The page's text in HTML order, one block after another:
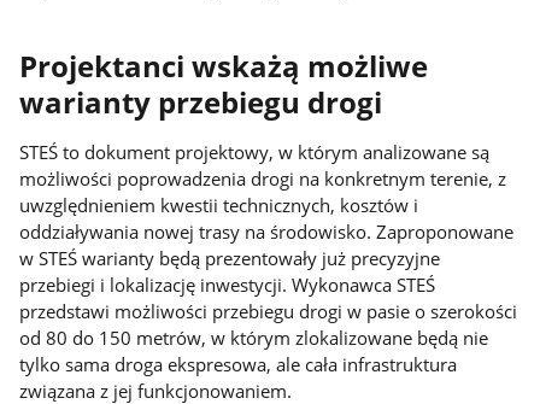
Projektanci wskażą możliwe
warianty przebiegu drogi
STEŚ to dokument projektowy, w którym analizowane są
możliwości poprowadzenia drogi na konkretnym terenie, z
uwzględnieniem kwestii technicznych, kosztów i
oddziaływania nowej trasy na środowisko. Zaproponowane
w STEŚ warianty będą prezentowały już precyzyjne
przebiegi i lokalizację inwestycji. Wykonawca STEŚ
przedstawi możliwości przebiegu drogi w pasie o szerokości
od 80 do 150 metrów, w którym zlokalizowane będą nie
tylko sama droga ekspresowa, ale cała infrastruktura
związana z jej funkcjonowaniem.